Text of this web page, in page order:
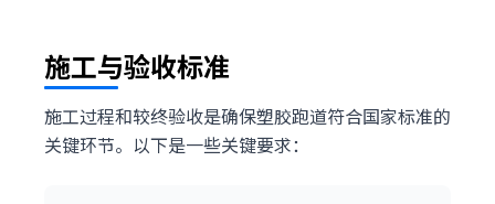
施工与验收标准
施工过程和较终验收是确保塑胶跑道符合国家标准的
关键环节。以下是一些关键要求：